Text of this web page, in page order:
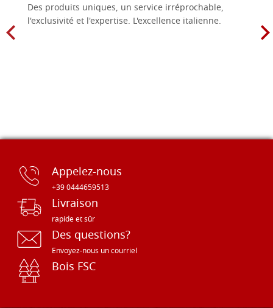
Des produits uniques, un service irréprochable,
l'exclusivité et l'expertise. L'excellence italienne.
Appelez-nous
+39 0444659513
Livraison
rapide et sûr
Des questions?
Envoyez-nous un courriel
Bois FSC